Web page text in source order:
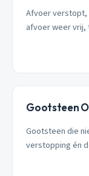
Afvoer verstopt,
afvoer weer
Gootsteen
Gootsteen die
verstopping én